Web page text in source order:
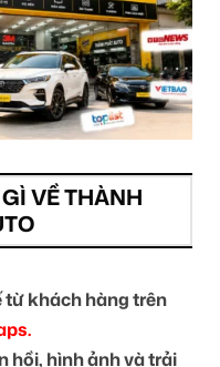
VỀ THÀNH
khách hàng trên
hồi, hình ảnh và trải